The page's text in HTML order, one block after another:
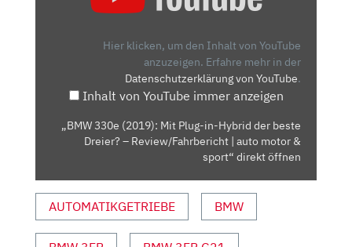
BESTE
|
AUTO
MOTOR
Hier klicken, um den Inhalt von YouTube
anzuzeigen. Erfahre mehr in der
Datenschutzerklärung von YouTube.
Inhalt von YouTube immer anzeigen
„BMW 330e (2019): Mit Plug-in-Hybrid der beste
Dreier? – Review/Fahrbericht | auto motor &
sport“ direkt öffnen
AUTOMATIKGETRIEBE BMW